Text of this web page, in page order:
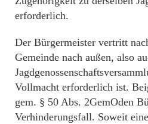
erforderlich.
Der Bürgermeister vertritt
Gemeinde nach außen, also
Vollmacht erforderlich ist.
gem. § 50 Abs. 2GemOden
Verhinderungsfall. Soweit